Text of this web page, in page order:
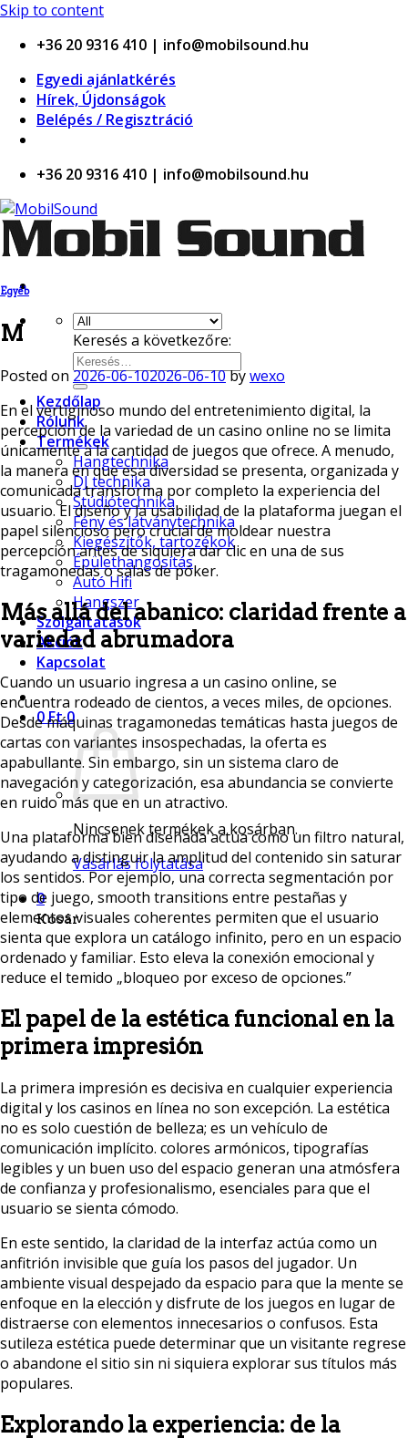
Skip to content
+36 20 9316 410 | info@mobilsound.hu
Egyedi ajánlatkérés
Hírek, Újdonságok
Belépés / Regisztráció
+36 20 9316 410 | info@mobilsound.hu
Keresés a következőre:
Kezdőlap
Rólunk
Termékek
Hangtechnika
DJ technika
Stúdiótechnika
Fény és látványtechnika
Kiegészítők, tartozékok
Épülethangosítás
Autó Hifi
Hangszer
Szolgáltatások
Akciók
Kapcsolat
0Ft 0
Nincsenek termékek a kosárban.
Vásárlás folytatása
0
Kosár
Egyéb
M
Posted on 2026-06-102026-06-10bywexo
En el vertiginoso mundo del entretenimiento digital, la
percepción de la variedad de un casino online no se limita
únicamente a la cantidad de juegos que ofrece. A menudo,
la manera en que esa diversidad se presenta, organizada y
comunicada transforma por completo la experiencia del
usuario. El diseño y la usabilidad de la plataforma juegan el
papel silencioso pero crucial de moldear nuestra
percepción antes de siquiera dar clic en una de sus
tragamonedas o salas de póker.
Más allá del abanico: claridad frente a
variedad abrumadora
Cuando un usuario ingresa a un casino online, se
encuentra rodeado de cientos, a veces miles, de opciones.
Desde máquinas tragamonedas temáticas hasta juegos de
cartas con variantes insospechadas, la oferta es
apabullante. Sin embargo, sin un sistema claro de
navegación y categorización, esa abundancia se convierte
en ruido más que en un atractivo.
Una plataforma bien diseñada actúa como un filtro natural,
ayudando a distinguir la amplitud del contenido sin saturar
los sentidos. Por ejemplo, una correcta segmentación por
tipo de juego, smooth transitions entre pestañas y
elementos visuales coherentes permiten que el usuario
sienta que explora un catálogo infinito, pero en un espacio
ordenado y familiar. Esto eleva la conexión emocional y
reduce el temido „bloqueo por exceso de opciones.”
El papel de la estética funcional en la
primera impresión
La primera impresión es decisiva en cualquier experiencia
digital y los casinos en línea no son excepción. La estética
no es solo cuestión de belleza; es un vehículo de
comunicación implícito. colores armónicos, tipografías
legibles y un buen uso del espacio generan una atmósfera
de confianza y profesionalismo, esenciales para que el
usuario se sienta cómodo.
En este sentido, la claridad de la interfaz actúa como un
anfitrión invisible que guía los pasos del jugador. Un
ambiente visual despejado da espacio para que la mente se
enfoque en la elección y disfrute de los juegos en lugar de
distraerse con elementos innecesarios o confusos. Esta
sutileza estética puede determinar que un visitante regrese
o abandone el sitio sin ni siquiera explorar sus títulos más
populares.
Explorando la experiencia: de la